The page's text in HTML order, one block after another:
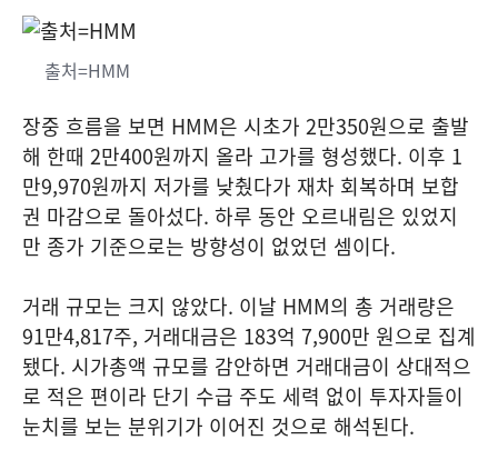
출처=HMM
장중 흐름을 보면 HMM은 시초가 2만350원으로 출발
해 한때 2만400원까지 올라 고가를 형성했다. 이후 1
만9,970원까지 저가를 낮췄다가 재차 회복하며 보합
권 마감으로 돌아섰다. 하루 동안 오르내림은 있었지
만 종가 기준으로는 방향성이 없었던 셈이다.
거래 규모는 크지 않았다. 이날 HMM의 총 거래량은
91만4,817주, 거래대금은 183억 7,900만 원으로 집계
됐다. 시가총액 규모를 감안하면 거래대금이 상대적으
로 적은 편이라 단기 수급 주도 세력 없이 투자자들이
눈치를 보는 분위기가 이어진 것으로 해석된다.